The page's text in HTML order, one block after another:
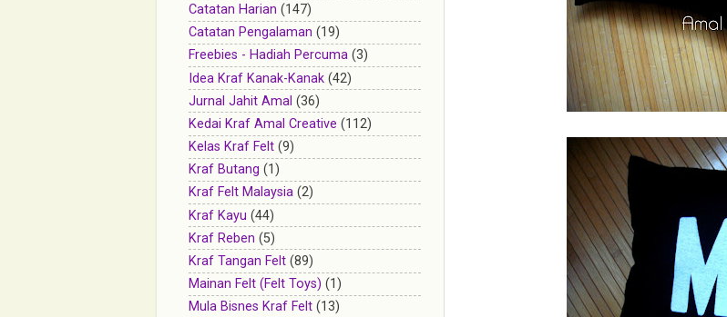
Catatan Harian (147)
Catatan Pengalaman (19)
Freebies - Hadiah Percuma (3)
Idea Kraf Kanak-Kanak (42)
Jurnal Jahit Amal (36)
Kedai Kraf Amal Creative (112)
Kelas Kraf Felt (9)
Kraf Butang (1)
Kraf Felt Malaysia (2)
Kraf Kayu (44)
Kraf Reben (5)
Kraf Tangan Felt (89)
Mainan Felt (Felt Toys) (1)
Mula Bisnes Kraf Felt (13)